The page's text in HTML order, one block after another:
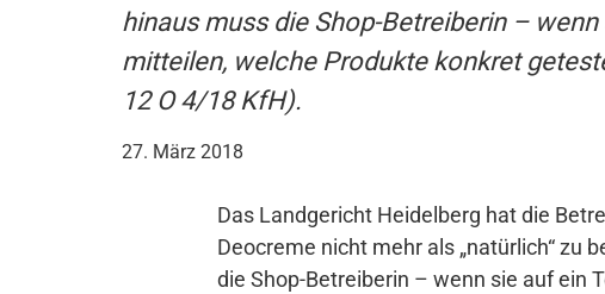
hinaus muss die Shop-Betreiberin –
mitteilen, welche Produkte konkret
12 O 4/18 KfH).
27. März 2018
Das Landgericht Heidelberg hat die
Deocreme nicht mehr als „natürlich“ zu
die Shop-Betreiberin – wenn sie auf ein